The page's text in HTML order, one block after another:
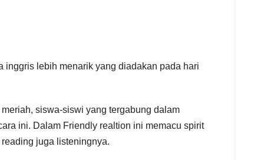
lebih menarik yang diadakan pada hari
siswa-siswi yang tergabung dalam
ini. Dalam Friendly realtion ini memacu spirit
juga listeningnya.